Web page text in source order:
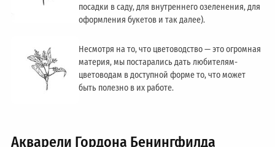
посадки в саду, для внутреннего озеленения, для
оформления букетов и так далее).
Несмотря на то, что цветоводство — это огромная
материя, мы постарались дать любителям-
цветоводам в доступной форме то, что может
быть полезно в их работе.
Акварели Гордона Бенингфилда